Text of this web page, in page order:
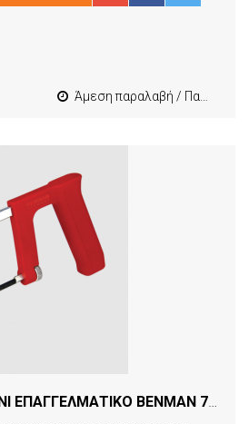
Άμεση παραλαβή / Παράδοση 1-3 εργασιμες